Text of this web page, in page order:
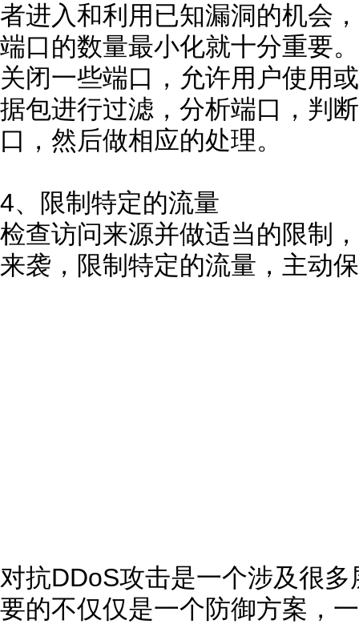
者进入和利用已知漏洞的机会
端口的数量最小化就十分重要
关闭一些端口，允许用户使用
据包进行过滤，分析端口，判
口，然后做相应的处理。
4、限制特定的流量
检查访问来源并做适当的限制
来袭，限制特定的流量，主动
对抗DDoS攻击是一个涉及很
要的不仅仅是一个防御方案，